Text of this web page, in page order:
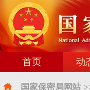
首页 动
国家保密局网站